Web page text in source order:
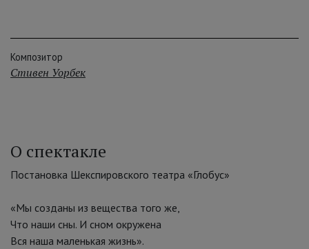
Композитор
Стивен Уорбек
О спектакле
Постановка Шекспировского театра «Глобус»
«Мы созданы из вещества того же,
Что наши сны. И сном окружена
Вся наша маленькая жизнь».